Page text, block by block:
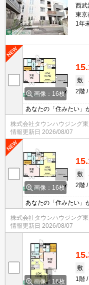
西武
東京
1年
画像：16枚
敷
2階
あなたの「住みたい」
揃えた賃貸物件！お気
ウジングへお任せくだ
株式会社タウンハウジング
情報更新日 2026/08/07
画像：16枚
敷
2階
あなたの「住みたい」
揃えた賃貸物件！お気
ウジングへお任せくだ
株式会社タウンハウジング
情報更新日 2026/08/07
画像：16枚
敷
1階